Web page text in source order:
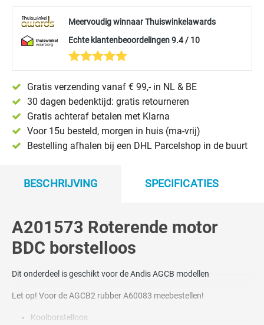
Meervoudig winnaar Thuiswinkelawards
Echte klantenbeoordelingen 9.4 / 10
Gratis verzending vanaf € 99,- in NL & BE
30 dagen bedenktijd: gratis retourneren
Gratis achteraf betalen met Klarna
Voor 15u besteld, morgen in huis (ma-vrij)
Bestelling afhalen bij een DHL Parcelshop in de buurt
BESCHRIJVING SPECIFICATIES
A201573 Roterende motor
BDC borstelloos
Dit onderdeel is geschikt voor de Andis AGCB modellen
Let op! Voor de AGCB2 rubber A60083 meebestellen!
Koolborstelloos